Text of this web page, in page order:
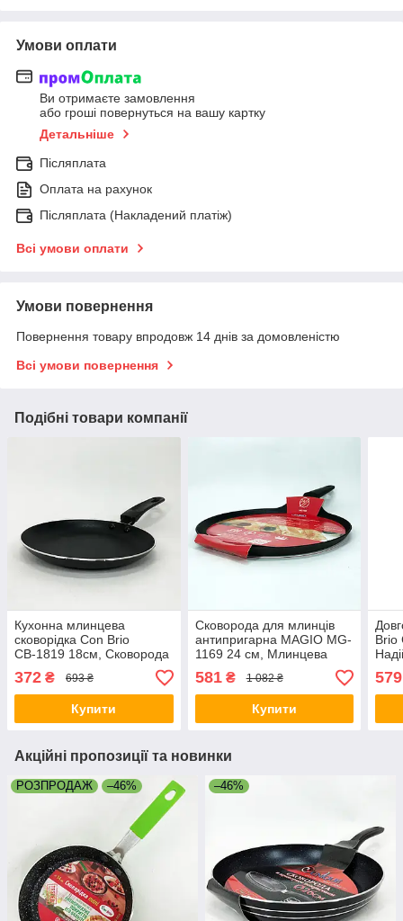
Умови оплати
Ви отримаєте замовлення
або гроші повернуться на вашу картку
Детальніше
Післяплата
Оплата на рахунок
Післяплата (Накладений платіж)
Всі умови оплати
Умови повернення
Повернення товару впродовж 14 днів за домовленістю
Всі умови повернення
Подібні товари компанії
Кухонна млинцева
сковорідка Con Brio
СВ-1819 18см, Сковорода
для млинців антипригарна
AE-46
372 ₴ 693 ₴
Купити
Сковорода для млинців
антипригарна MAGIO MG-
1169 24 см, Млинцева
сковорода для легкого
смаження LH-61
581₴ 1 082 ₴
Купити
Brio
SD-
579
Акційні пропозиції та новинки
РОЗПРОДАЖ –46% –46%